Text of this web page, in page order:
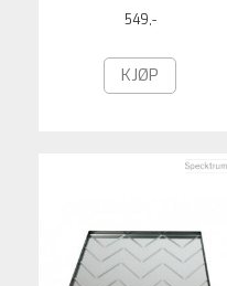
549,-
KJØP